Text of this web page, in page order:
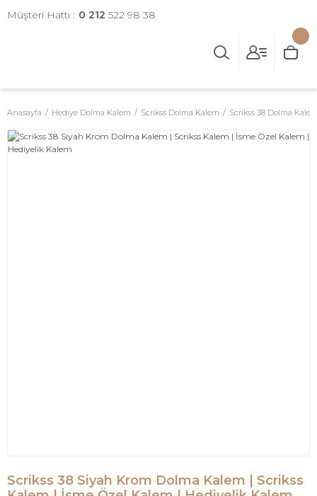
Müşteri Hattı : 0 212 522 98 38
Anasayfa Hediye Dolma Kalem Scrikss Dolma Kalem Scrikss 38 Dolma
Scrikss 38 Siyah Krom Dolma Kalem | Scrikss